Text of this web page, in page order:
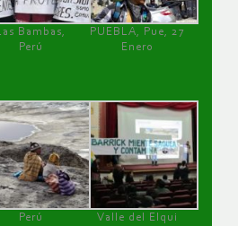
Las Bambas,
Perú
PUEBLA, Pue, 27
Enero
Perú
Valle del Elqui